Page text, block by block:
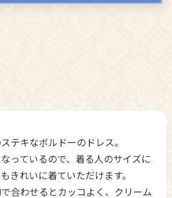
テキなボルドーのドレス。
っているので、着る人のサイズに
きれいに着ていただけます。
合わせるとカッコよく、クリーム